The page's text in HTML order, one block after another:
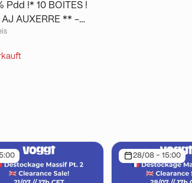
Pdd !* 10 BOITES !
AJ AUXERRE ** -
ICONZ Ligue 1 2024-
28/08 - 15:00